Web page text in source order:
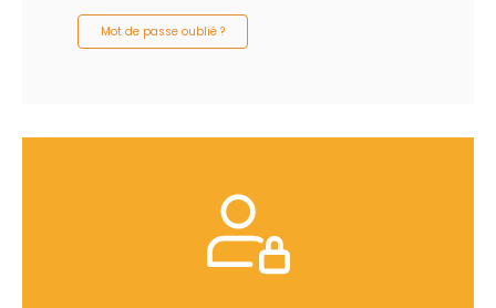
Mot de passe oublié ?